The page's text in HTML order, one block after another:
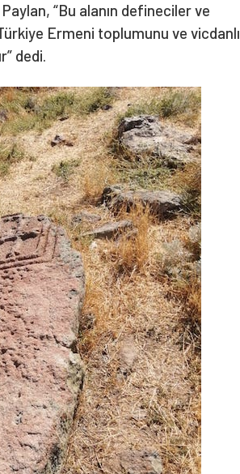
“Bu alanın defineciler ve
Ermeni toplumunu ve vicdanlı
dedi.